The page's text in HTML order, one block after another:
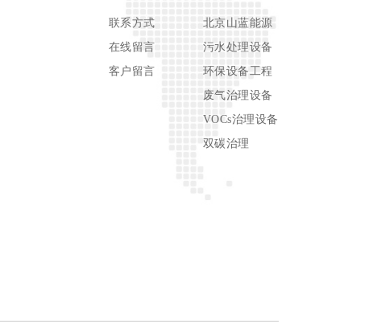
联系方式
在线留言
客户留言
北京山蓝能源
污水处理设备
环保设备工程
废气治理设备
VOCs治理设备
双碳治理